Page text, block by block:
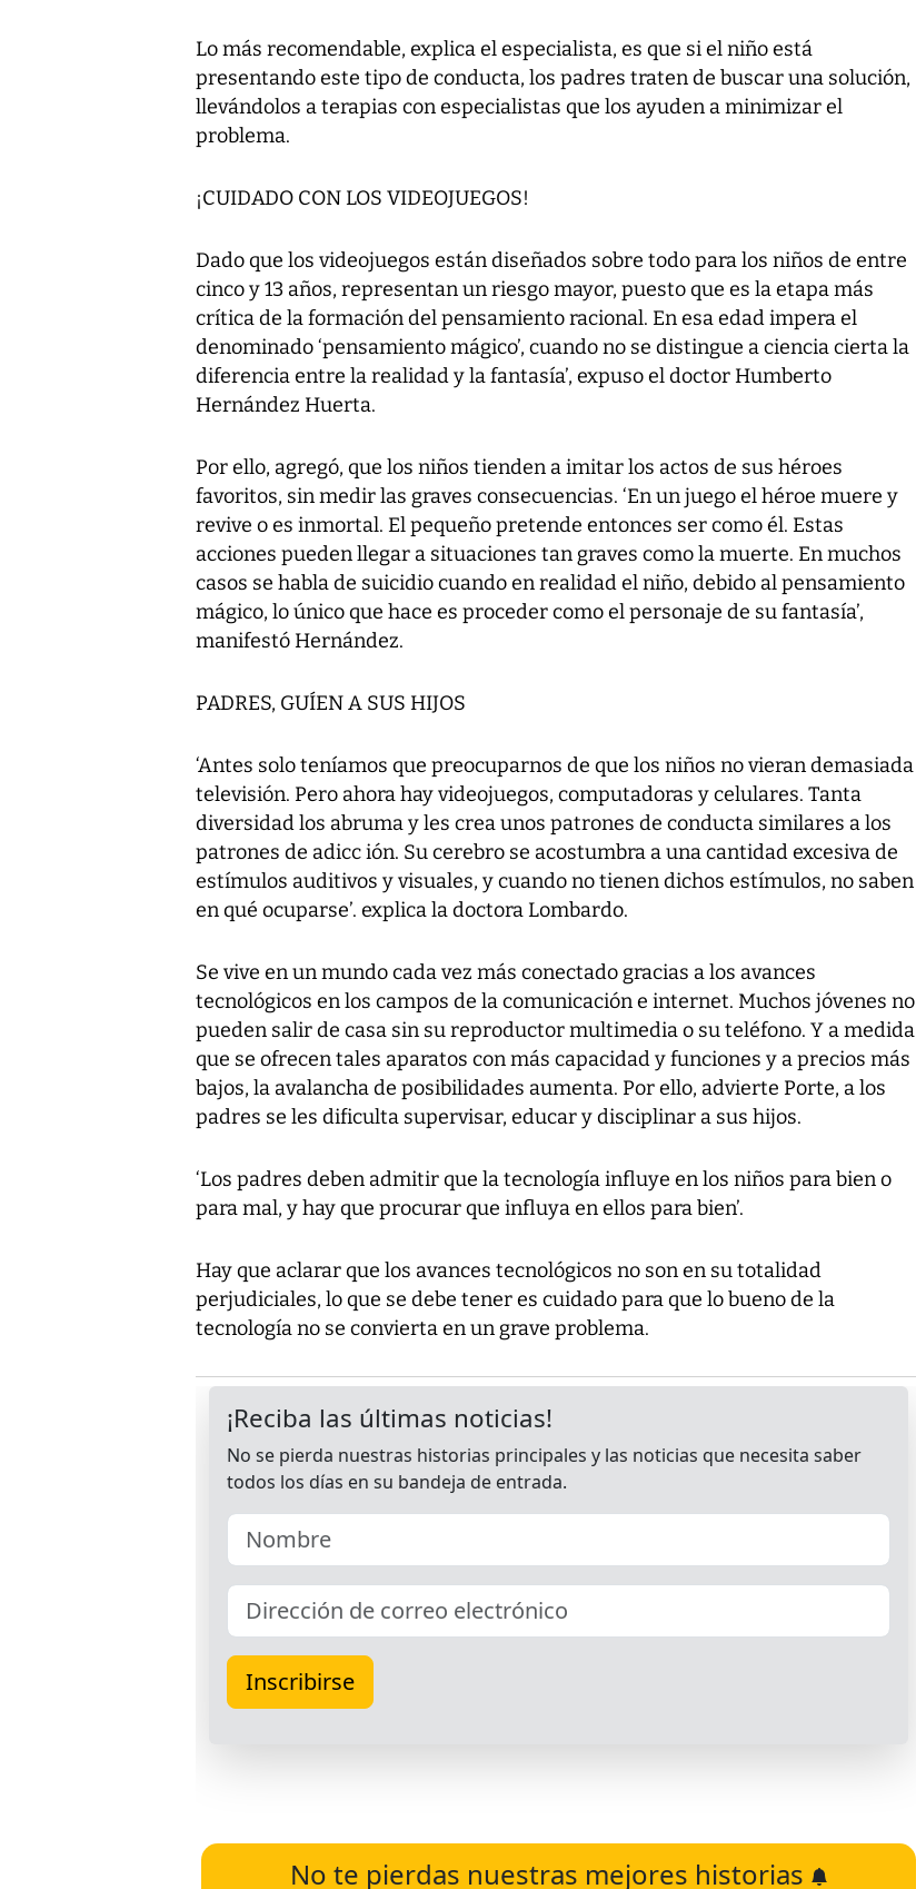
Lo más recomendable, explica el especialista, es que si el niño está
presentando este tipo de conducta, los padres traten de buscar una solución,
llevándolos a terapias con especialistas que los ayuden a minimizar el
problema.
¡CUIDADO CON LOS VIDEOJUEGOS!
Dado que los videojuegos están diseñados sobre todo para los niños de entre
cinco y 13 años, representan un riesgo mayor, puesto que es la etapa más
crítica de la formación del pensamiento racional. En esa edad impera el
denominado ‘pensamiento mágico’, cuando no se distingue a ciencia cierta la
diferencia entre la realidad y la fantasía’, expuso el doctor Humberto
Hernández Huerta.
Por ello, agregó, que los niños tienden a imitar los actos de sus héroes
favoritos, sin medir las graves consecuencias. ‘En un juego el héroe muere y
revive o es inmortal. El pequeño pretende entonces ser como él. Estas
acciones pueden llegar a situaciones tan graves como la muerte. En muchos
casos se habla de suicidio cuando en realidad el niño, debido al pensamiento
mágico, lo único que hace es proceder como el personaje de su fantasía’,
manifestó Hernández.
PADRES, GUÍEN A SUS HIJOS
‘Antes solo teníamos que preocuparnos de que los niños no vieran demasiada
televisión. Pero ahora hay videojuegos, computadoras y celulares. Tanta
diversidad los abruma y les crea unos patrones de conducta similares a los
patrones de adicc ión. Su cerebro se acostumbra a una cantidad excesiva de
estímulos auditivos y visuales, y cuando no tienen dichos estímulos, no saben
en qué ocuparse’. explica la doctora Lombardo.
Se vive en un mundo cada vez más conectado gracias a los avances
tecnológicos en los campos de la comunicación e internet. Muchos jóvenes no
pueden salir de casa sin su reproductor multimedia o su teléfono. Y a medida
que se ofrecen tales aparatos con más capacidad y funciones y a precios más
bajos, la avalancha de posibilidades aumenta. Por ello, advierte Porte, a los
padres se les dificulta supervisar, educar y disciplinar a sus hijos.
‘Los padres deben admitir que la tecnología influye en los niños para bien o
para mal, y hay que procurar que influya en ellos para bien’.
Hay que aclarar que los avances tecnológicos no son en su totalidad
perjudiciales, lo que se debe tener es cuidado para que lo bueno de la
tecnología no se convierta en un grave problema.
No te pierdas nuestras mejores historias